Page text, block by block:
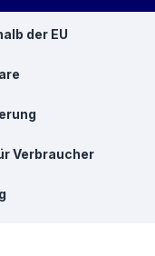
der EU
Verbraucher